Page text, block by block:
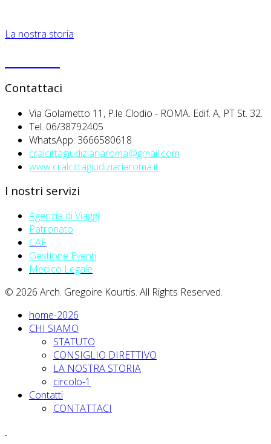
La nostra storia
Contattaci
Via Golametto 11, P.le Clodio - ROMA. Edif. A, PT St. 32.
Tel. 06/38792405
WhatsApp: 3666580618
cralcittagiudiziariaroma@gmail.com
www.cralcittagiudiziariaroma.it
I nostri servizi
Agenzia di Viaggi
Patronato
CAF
Gestione Eventi
Medico Legale
© 2026 Arch. Gregoire Kourtis. All Rights Reserved.
home-2026
CHI SIAMO
STATUTO
CONSIGLIO DIRETTIVO
LA NOSTRA STORIA
circolo-1
Contatti
CONTATTACI